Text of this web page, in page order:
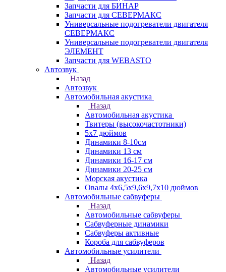
Запчасти для БИНАР
Запчасти для СЕВЕРМАКС
Универсальные подогреватели двигателя
СЕВЕРМАКС
Универсальные подогреватели двигателя
ЭЛЕМЕНТ
Запчасти для WEBASTO
Автозвук
Назад
Автозвук
Автомобильная акустика
Назад
Автомобильная акустика
Твитеры (высокочастотники)
5x7 дюймов
Динамики 8-10см
Динамики 13 см
Динамики 16-17 см
Динамики 20-25 см
Морская акустика
Овалы 4х6,5х9,6x9,7х10 дюймов
Автомобильные сабвуферы
Назад
Автомобильные сабвуферы
Сабвуферные динамики
Сабвуферы активные
Короба для сабвуферов
Автомобильные усилители
Назад
Автомобильные усилители